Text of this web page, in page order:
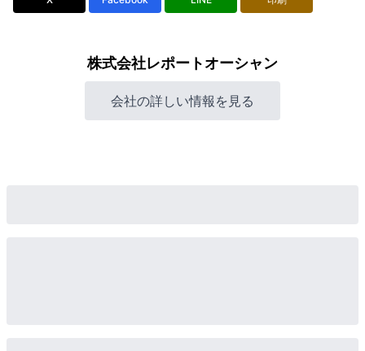
株式会社レポートオーシャン
会社の詳しい情報を見る